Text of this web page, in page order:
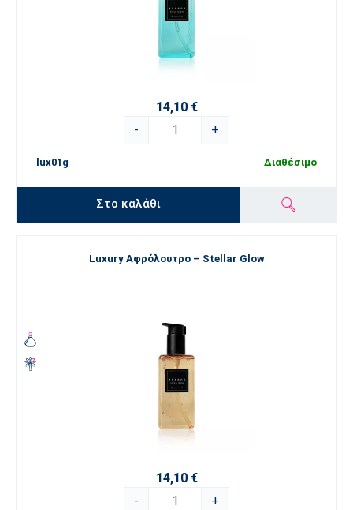
14,10 €
-
+
lux01g Διαθέσιμο
Στο καλάθι
Luxury Αφρόλουτρο – Stellar Glow
14,10 €
-
+